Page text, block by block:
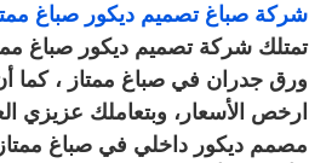
شركة صباغ تصميم ديكور صباغ ممتاز / 66874433 / خدمة
تمتلك شركة تصميم ديكور صباغ
ورق جدران في صباغ ممتاز ، كما
ارخص الأسعار، وبتعاملك
مصمم ديكور داخلي في صباغ ممتاز